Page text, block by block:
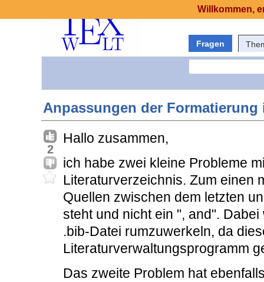
Fragen
Anpassungen der
2
Hallo zusammen,
ich habe zwei kleine Probleme
Literaturverzeichnis. Zum einen
Quellen zwischen dem letzten
steht und nicht ein ", and".
.bib-Datei rumzuwerkeln, da
Literaturverwaltungsprogramm
Das zweite Problem hat
Willkommen,